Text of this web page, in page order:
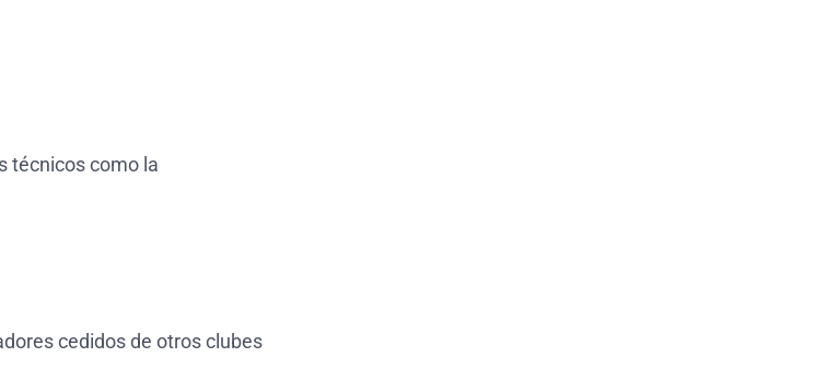
técnicos como la
cedidos de otros clubes